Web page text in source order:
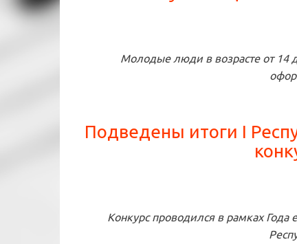
Молодые люди в возрасте от 14
Подведены итоги I
Конкурс проводился в рамках Года